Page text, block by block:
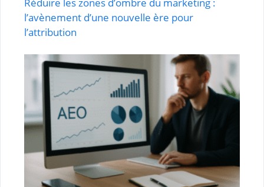
l’avènement d’une nouvelle ère pour
l’attribution